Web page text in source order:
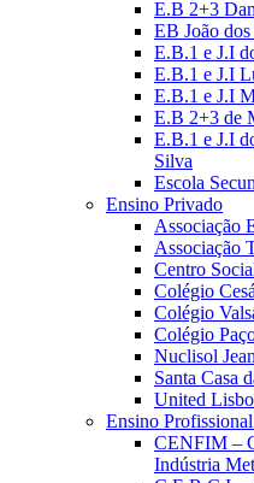
E.B 2+3
EB João dos
E.B.1 e J.I
E.B.1 e J.I
E.B.1 e J.I
E.B 2+3 de
E.B.1 e J.I
Silva
Escola
Ensino Privado
Associação
Associação
Centro
Colégio
Colégio
Colégio
Nuclisol
Santa Casa
United
Ensino
CENFIM –
Indústria